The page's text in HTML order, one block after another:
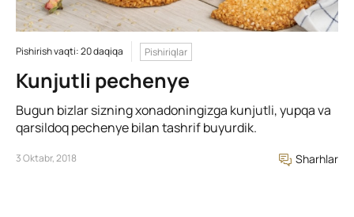
Pishirish vaqti: 20 daqiqa Pishiriqlar
Kunjutli pechenye
Bugun bizlar sizning xonadoningizga kunjutli, yupqa va
qarsildoq pechenye bilan tashrif buyurdik.
3 Oktabr, 2018 Sharhlar